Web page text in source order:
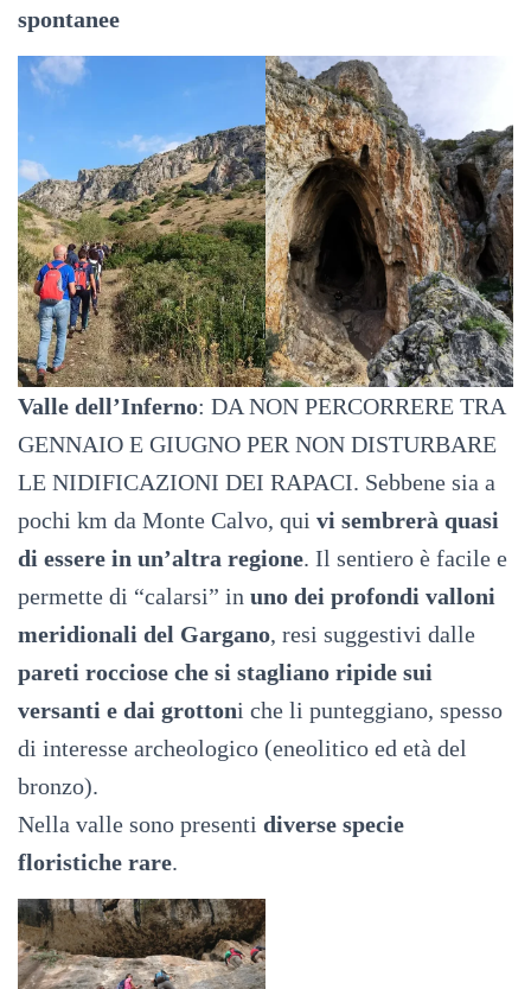
spontanee
Valle dell’Inferno: DA NON PERCORRERE TRA
GENNAIO E GIUGNO PER NON DISTURBARE
LE NIDIFICAZIONI DEI RAPACI. Sebbene sia a
pochi km da Monte Calvo, qui vi sembrerà quasi
di essere in un’altra regione. Il sentiero è facile e
permette di “calarsi” in uno dei profondi valloni
meridionali del Gargano, resi suggestivi dalle
pareti rocciose che si stagliano ripide sui
versanti e dai grottoni che li punteggiano, spesso
di interesse archeologico (eneolitico ed età del
bronzo).
Nella valle sono presenti diverse specie
floristiche rare.